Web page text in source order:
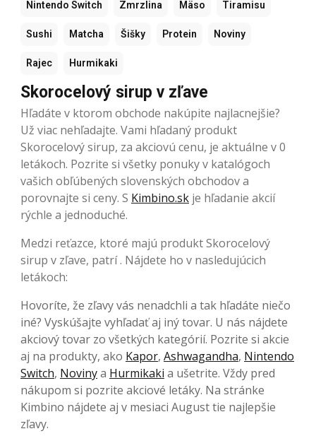
Nintendo Switch Zmrzlina Mäso Tiramisu
Sushi Matcha Šišky Protein Noviny
Rajec Hurmikaki
Skorocelový sirup v zľave
Hľadáte v ktorom obchode nakúpite najlacnejšie?
Už viac nehľadajte. Vami hľadaný produkt
Skorocelový sirup, za akciovú cenu, je aktuálne v 0
letákoch. Pozrite si všetky ponuky v katalógoch
vašich obľúbených slovenských obchodov a
porovnajte si ceny. S Kimbino.sk je hľadanie akcií
rýchle a jednoduché.
Medzi reťazce, ktoré majú produkt Skorocelový
sirup v zľave, patrí . Nájdete ho v nasledujúcich
letákoch:
Hovoríte, že zľavy vás nenadchli a tak hľadáte niečo
iné? Vyskúšajte vyhľadať aj iný tovar. U nás nájdete
akciový tovar zo všetkých kategórií. Pozrite si akcie
aj na produkty, ako Kapor, Ashwagandha, Nintendo
Switch, Novinya Hurmikaki a ušetrite. Vždy pred
nákupom si pozrite akciové letáky. Na stránke
Kimbino nájdete aj v mesiaci August tie najlepšie
zľavy.